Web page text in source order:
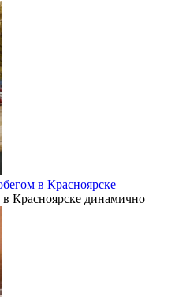
в Красноярске
Красноярске динамично